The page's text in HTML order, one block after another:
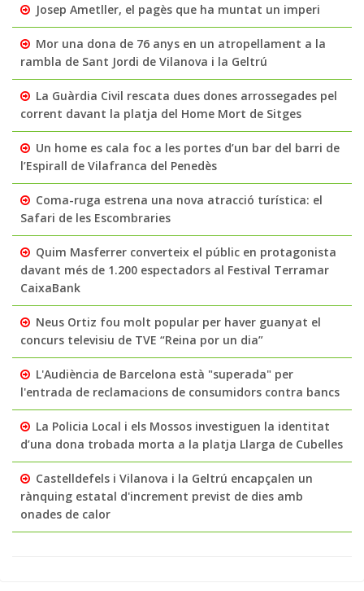
Josep Ametller, el pagès que ha muntat un imperi
Mor una dona de 76 anys en un atropellament a la
rambla de Sant Jordi de Vilanova i la Geltrú
La Guàrdia Civil rescata dues dones arrossegades pel
corrent davant la platja del Home Mort de Sitges
Un home es cala foc a les portes d’un bar del barri de
l’Espirall de Vilafranca del Penedès
Coma-ruga estrena una nova atracció turística: el
Safari de les Escombraries
Quim Masferrer converteix el públic en protagonista
davant més de 1.200 espectadors al Festival Terramar
CaixaBank
Neus Ortiz fou molt popular per haver guanyat el
concurs televisiu de TVE “Reina por un dia”
L'Audiència de Barcelona està "superada" per
l'entrada de reclamacions de consumidors contra bancs
La Policia Local i els Mossos investiguen la identitat
d’una dona trobada morta a la platja Llarga de Cubelles
Castelldefels i Vilanova i la Geltrú encapçalen un
rànquing estatal d'increment previst de dies amb
onades de calor